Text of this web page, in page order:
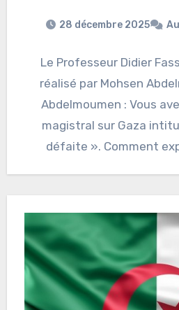
28 décembre 2025
Le Professeur Didier
réalisé par Mohsen
Abdelmoumen : Vous
magistral sur Gaza
défaite ». Comment